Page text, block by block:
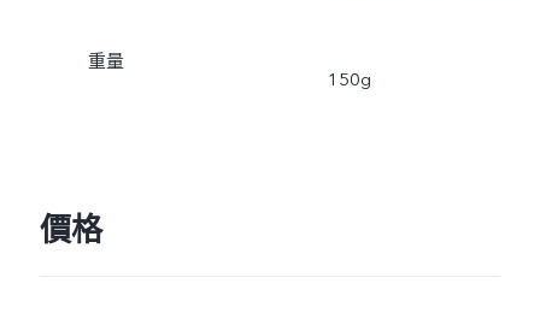
重量
150g
價格